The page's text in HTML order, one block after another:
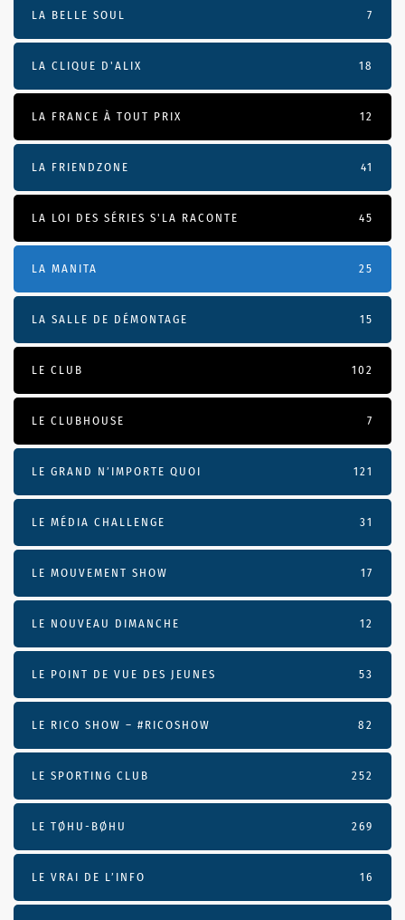
LA BELLE SOUL 7
LA CLIQUE D'ALIX 18
LA FRANCE À TOUT PRIX 12
LA FRIENDZONE 41
LA LOI DES SÉRIES S'LA RACONTE 45
LA MANITA 25
LA SALLE DE DÉMONTAGE 15
LE CLUB 102
LE CLUBHOUSE 7
LE GRAND N’IMPORTE QUOI 121
LE MÉDIA CHALLENGE 31
LE MOUVEMENT SHOW 17
LE NOUVEAU DIMANCHE 12
LE POINT DE VUE DES JEUNES 53
LE RICO SHOW – #RICOSHOW 82
LE SPORTING CLUB 252
LE TØHU-BØHU 269
LE VRAI DE L’INFO 16